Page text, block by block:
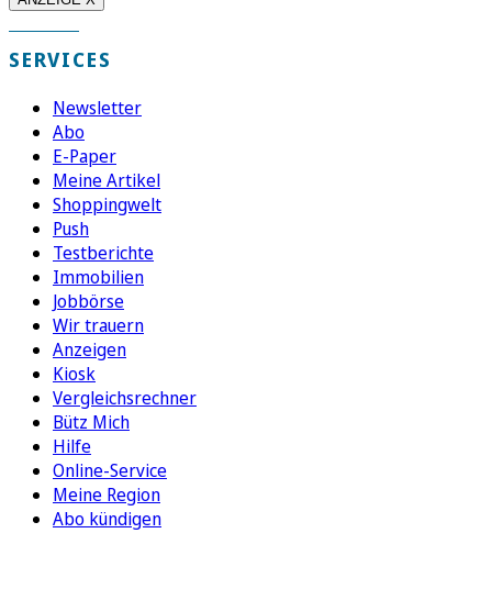
SERVICES
Newsletter
Abo
E-Paper
Meine Artikel
Shoppingwelt
Push
Testberichte
Immobilien
Jobbörse
Wir trauern
Anzeigen
Kiosk
Vergleichsrechner
Bütz Mich
Hilfe
Online-Service
Meine Region
Abo kündigen